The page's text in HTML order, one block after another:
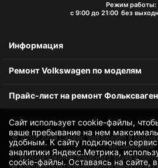
Сайт использует cookie-файлы,
ваше пребывание на нем
удобным. К cайту подключен
аналитики Яндекс.Метрика,
cookie-файлы. Оставаясь на сайте,
Режим работы:
с 9:00 до 21:00 без
Информация
Ремонт Volkswagen по моделям
Прайс-лист на ремонт Фольксваген
© 2010-2026Сервис Volkswagen в
автомобилей
Использование товарного знака и
исключительно в информационных